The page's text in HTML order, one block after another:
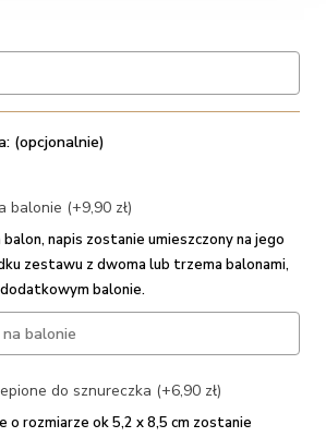
(opcjonalnie)
balonie (+9,90 zł)
napis zostanie umieszczony na jego
zestawu z dwoma lub trzema balonami,
balonie.
do sznureczka (+6,90 zł)
o rozmiarze ok 5,2 x 8,5 cm zostanie